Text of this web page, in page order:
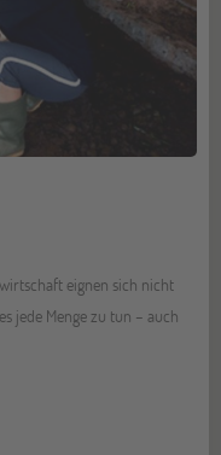
eignen sich nicht
jede Menge zu tun – auch